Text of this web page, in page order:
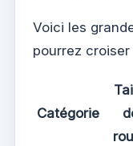
Voici les
pourrez croiser
Catégorie